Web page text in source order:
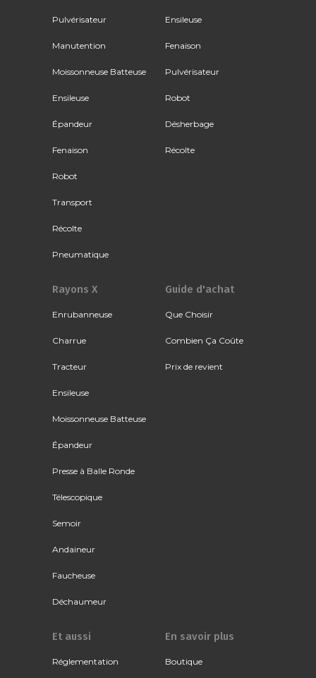
Pulvérisateur
Manutention
Moissonneuse Batteuse
Ensileuse
Épandeur
Fenaison
Robot
Transport
Récolte
Pneumatique
Ensileuse
Fenaison
Pulvérisateur
Robot
Désherbage
Récolte
Rayons X
Enrubanneuse
Charrue
Tracteur
Ensileuse
Moissonneuse Batteuse
Épandeur
Presse à Balle Ronde
Télescopique
Semoir
Andaineur
Faucheuse
Déchaumeur
Guide d'achat
Que Choisir
Combien Ça Coûte
Prix de revient
Et aussi
Réglementation
En savoir plus
Boutique